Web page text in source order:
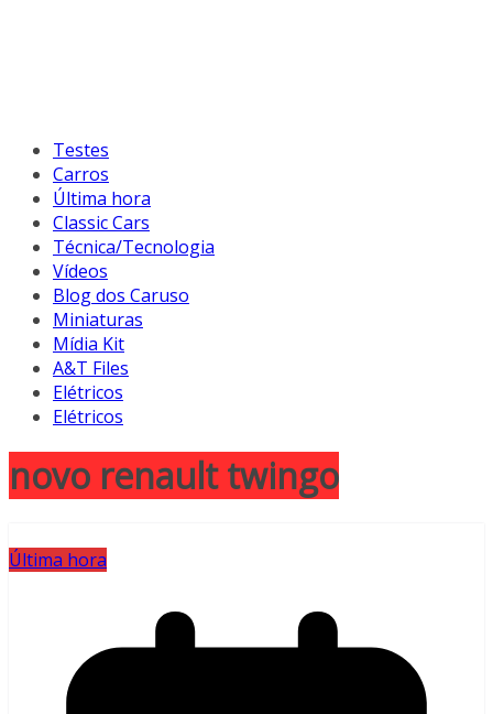
Testes
Carros
Última hora
Classic Cars
Técnica/Tecnologia
Vídeos
Blog dos Caruso
Miniaturas
Mídia Kit
A&T Files
Elétricos
Elétricos
novo renault twingo
Última hora